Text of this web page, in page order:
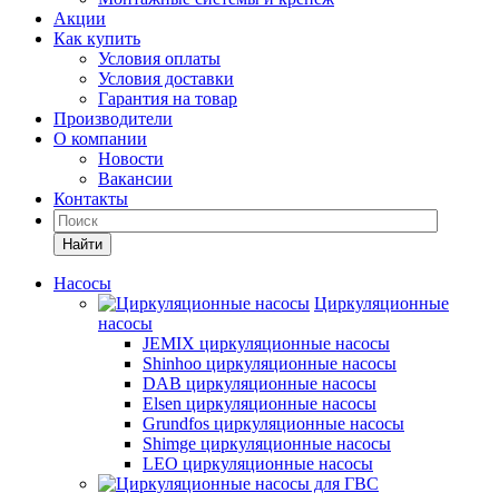
Акции
Как купить
Условия оплаты
Условия доставки
Гарантия на товар
Производители
О компании
Новости
Вакансии
Контакты
Найти
Насосы
Циркуляционные
насосы
JEMIX циркуляционные насосы
Shinhoo циркуляционные насосы
DAB циркуляционные насосы
Elsen циркуляционные насосы
Grundfos циркуляционные насосы
Shimge циркуляционные насосы
LEO циркуляционные насосы